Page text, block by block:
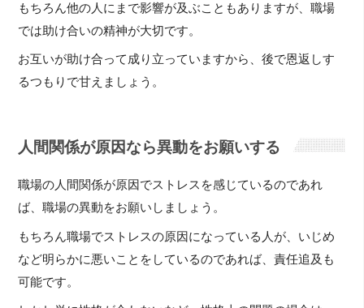
もちろん他の人にまで影響が及ぶこともありますが、職場
では助け合いの精神が大切です。
お互いが助け合って成り立っていますから、後で恩返しす
るつもりで甘えましょう。
人間関係が原因なら異動をお願いする
職場の人間関係が原因でストレスを感じているのであれ
ば、職場の異動をお願いしましょう。
もちろん職場でストレスの原因になっている人が、いじめ
など明らかに悪いことをしているのであれば、責任追及も
可能です。